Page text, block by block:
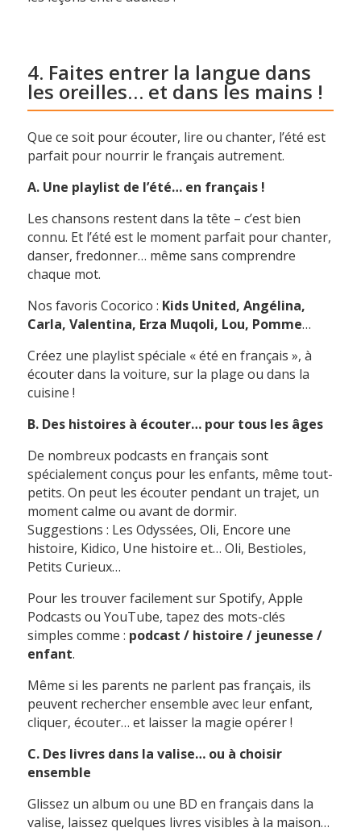
4. Faites entrer la langue dans
les oreilles… et dans les mains !
Que ce soit pour écouter, lire ou chanter, l’été est
parfait pour nourrir le français autrement.
A. Une playlist de l’été… en français !
Les chansons restent dans la tête – c’est bien
connu. Et l’été est le moment parfait pour chanter,
danser, fredonner… même sans comprendre
chaque mot.
Nos favoris Cocorico : Kids United, Angélina,
Carla, Valentina, Erza Muqoli, Lou, Pomme…
Créez une playlist spéciale « été en français », à
écouter dans la voiture, sur la plage ou dans la
cuisine !
B. Des histoires à écouter… pour tous les âges
De nombreux podcasts en français sont
spécialement conçus pour les enfants, même tout-
petits. On peut les écouter pendant un trajet, un
moment calme ou avant de dormir.
Suggestions : Les Odyssées, Oli, Encore une
histoire, Kidico, Une histoire et… Oli, Bestioles,
Petits Curieux…
Pour les trouver facilement sur Spotify, Apple
Podcasts ou YouTube, tapez des mots-clés
simples comme : podcast / histoire / jeunesse /
enfant.
Même si les parents ne parlent pas français, ils
peuvent rechercher ensemble avec leur enfant,
cliquer, écouter… et laisser la magie opérer !
C. Des livres dans la valise… ou à choisir
ensemble
Glissez un album ou une BD en français dans la
valise, laissez quelques livres visibles à la maison…